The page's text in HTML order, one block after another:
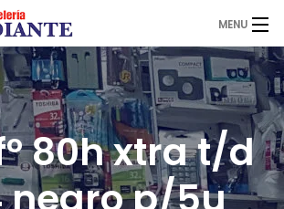
MENU
80h xtra t/d
negro p/5u